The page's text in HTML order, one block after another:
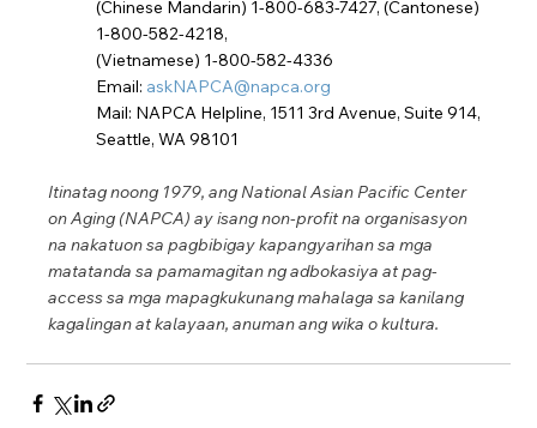
(Chinese Mandarin) 1-800-683-7427, (Cantonese)
1-800-582-4218,
(Vietnamese) 1-800-582-4336
Email: askNAPCA@napca.org
Mail: NAPCA Helpline, 1511 3rd Avenue, Suite 914,
Seattle, WA 98101
Itinatag noong 1979, ang National Asian Pacific Center
on Aging (NAPCA) ay isang non-profit na organisasyon
na nakatuon sa pagbibigay kapangyarihan sa mga
matatanda sa pamamagitan ng adbokasiya at pag-
access sa mga mapagkukunang mahalaga sa kanilang
kagalingan at kalayaan, anuman ang wika o kultura.